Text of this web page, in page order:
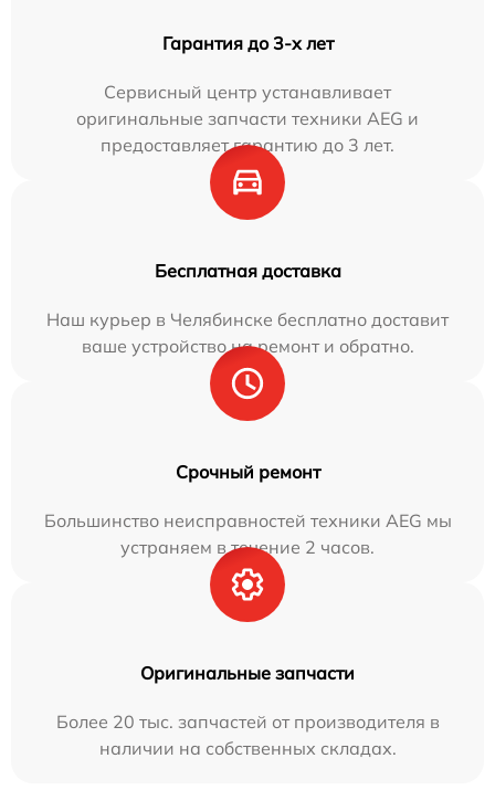
Гарантия до 3-х лет
Сервисный центр устанавливает
оригинальные запчасти техники AEG и
предоставляет гарантию до 3 лет.
Бесплатная доставка
Наш курьер в Челябинске бесплатно доставит
ваше устройство на ремонт и обратно.
Срочный ремонт
Большинство неисправностей техники AEG мы
устраняем в течение 2 часов.
Оригинальные запчасти
Более 20 тыс. запчастей от производителя в
наличии на собственных складах.